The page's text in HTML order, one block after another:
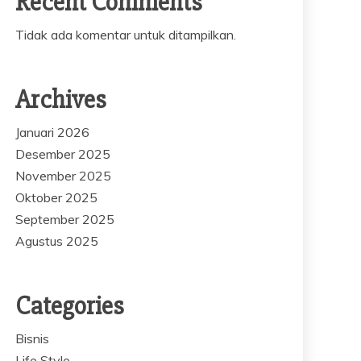
Tidak ada komentar untuk ditampilkan.
Archives
Januari 2026
Desember 2025
November 2025
Oktober 2025
September 2025
Agustus 2025
Categories
Bisnis